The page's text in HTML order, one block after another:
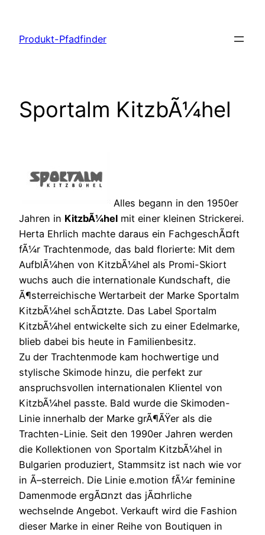
springen
Produkt-Pfadfinder
Sportalm KitzbÃ¼hel
Alles begann in den 1950er
Jahren in KitzbÃ¼hel mit einer kleinen Strickerei.
Herta Ehrlich machte daraus ein FachgeschÃ¤ft
fÃ¼r Trachtenmode, das bald florierte: Mit dem
AufblÃ¼hen von KitzbÃ¼hel als Promi-Skiort
wuchs auch die internationale Kundschaft, die
Ã¶sterreichische Wertarbeit der Marke Sportalm
KitzbÃ¼hel schÃ¤tzte. Das Label Sportalm
KitzbÃ¼hel entwickelte sich zu einer Edelmarke,
blieb dabei bis heute in Familienbesitz.
Zu der Trachtenmode kam hochwertige und
stylische Skimode hinzu, die perfekt zur
anspruchsvollen internationalen Klientel von
KitzbÃ¼hel passte. Bald wurde die Skimoden-
Linie innerhalb der Marke grÃ¶ÃŸer als die
Trachten-Linie. Seit den 1990er Jahren werden
die Kollektionen von Sportalm KitzbÃ¼hel in
Bulgarien produziert, Stammsitz ist nach wie vor
in Ã–sterreich. Die Linie e.motion fÃ¼r feminine
Damenmode ergÃ¤nzt das jÃ¤hrliche
wechselnde Angebot. Verkauft wird die Fashion
dieser Marke in einer Reihe von Boutiquen in